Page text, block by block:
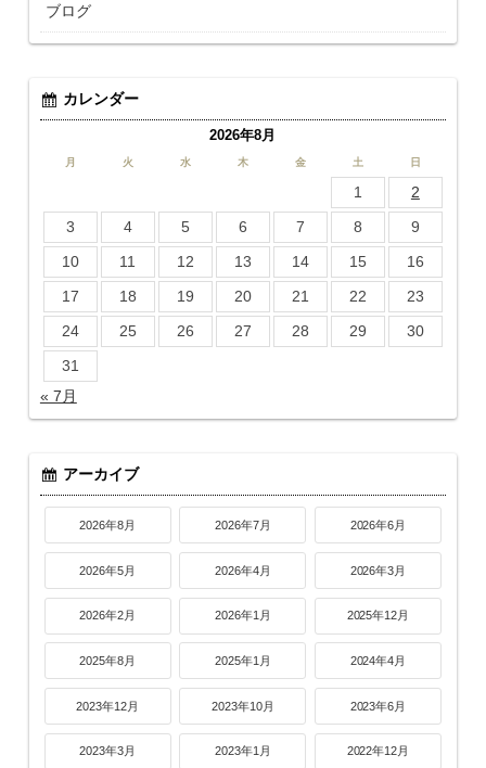
ブログ
カレンダー
2026年8月
月 火 水 木 金 土 日
1
2
3
4 5 6 7 8
9
10
11 12 13 14 15
16
17
18 19 20 21 22
23
24
25 26 27 28 29
30
31
« 7月
アーカイブ
2026年8月 2026年7月 2026年6月
2026年5月 2026年4月 2026年3月
2026年2月 2026年1月 2025年12月
2025年8月 2025年1月 2024年4月
2023年12月 2023年10月 2023年6月
2023年3月 2023年1月 2022年12月